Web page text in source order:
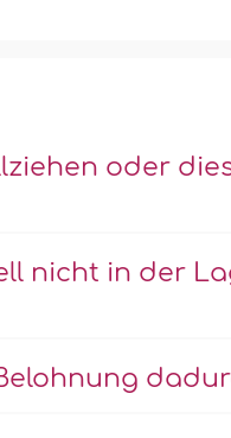
oder
nicht in der